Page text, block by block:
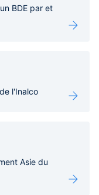
BDE par et
l'Inalco
Asie du